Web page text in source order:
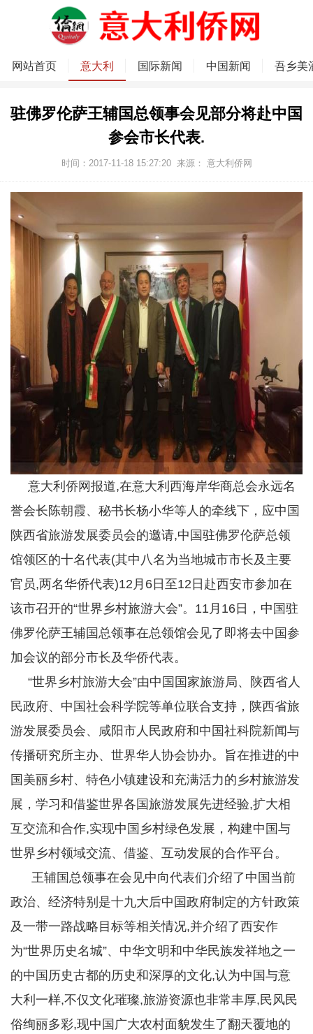
网站首页 意大利 国际新闻 中国新闻 吾乡美
驻佛罗伦萨王辅国总领事会见部分将赴中国
参会市长代表.
时间：2017-11-18 15:27:20 来源： 意大利侨网
意大利侨网报道,在意大利西海岸华商总会永远名
誉会长陈朝霞、秘书长杨小华等人的牵线下，应中国
陕西省旅游发展委员会的邀请,中国驻佛罗伦萨总领
馆领区的十名代表(其中八名为当地城市市长及主要
官员,两名华侨代表)12月6日至12日赴西安市参加在
该市召开的“世界乡村旅游大会”。11月16日，中国驻
佛罗伦萨王辅国总领事在总领馆会见了即将去中国参
加会议的部分市长及华侨代表。
“世界乡村旅游大会”由中国国家旅游局、陕西省人
民政府、中国社会科学院等单位联合支持，陕西省旅
游发展委员会、咸阳市人民政府和中国社科院新闻与
传播研究所主办、世界华人协会协办。旨在推进的中
国美丽乡村、特色小镇建设和充满活力的乡村旅游发
展，学习和借鉴世界各国旅游发展先进经验,扩大相
互交流和合作,实现中国乡村绿色发展，构建中国与
世界乡村领域交流、借鉴、互动发展的合作平台。
王辅国总领事在会见中向代表们介绍了中国当前
政治、经济特别是十九大后中国政府制定的方针政策
及一带一路战略目标等相关情况,并介绍了西安作
为“世界历史名城”、中华文明和中华民族发祥地之一
的中国历史古都的历史和深厚的文化,认为中国与意
大利一样,不仅文化璀璨,旅游资源也非常丰厚,民风民
俗绚丽多彩,现中国广大农村面貌发生了翻天覆地的